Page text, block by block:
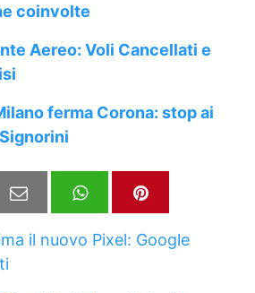
coinvolte
Aereo: Voli Cancellati e
ferma Corona: stop ai
il nuovo Pixel: Google